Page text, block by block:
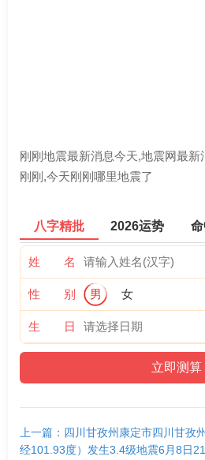
刚刚地震最新消息今天,地震网最
刚刚,今天刚刚哪里地震了
八字精批 2026运势
姓 名
性 别 男 女
生 日
上一篇：四川甘孜州康定市四川甘孜
经101.93度）发生3.4级地震6月8日